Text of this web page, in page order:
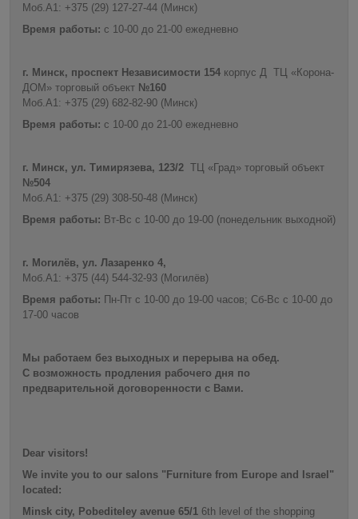
Моб.А1: +375 (29) 127-27-44 (Минск)
Время работы: с 10-00 до 21-00 ежедневно
г. Минск, проспект Независимости 154 корпус Д ТЦ «Корона-
ДОМ» торговый объект №160
Моб.А1: +375 (29) 682-82-90 (Минск)
Время работы: с 10-00 до 21-00 ежедневно
г. Минск, ул. Тимирязева, 123/2 ТЦ «Град» торговый объект
№504
Моб.А1: +375 (29) 308-50-48 (Минск)
Время работы: Вт-Вс с 10-00 до 19-00 (понедельник выходной)
г. Могилёв, ул. Лазаренко 4,
Моб.А1: +375 (44) 544-32-93 (Могилёв)
Время работы: Пн-Пт с 10-00 до 19-00 часов; Сб-Вс с 10-00 до
17-00 часов
Мы работаем без выходных и перерыва на обед.
С возможность продления рабочего дня по
предварительной договоренности с Вами.
Dear visitors!
We invite you to our salons "Furniture from Europe and Israel"
located:
Minsk city, Pobediteley avenue 65/1 6th level of the shopping